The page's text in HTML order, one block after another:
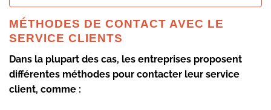
MÉTHODES DE CONTACT AVEC LE
SERVICE CLIENTS
Dans la plupart des cas, les entreprises proposent
différentes méthodes pour contacter leur service
client, comme :